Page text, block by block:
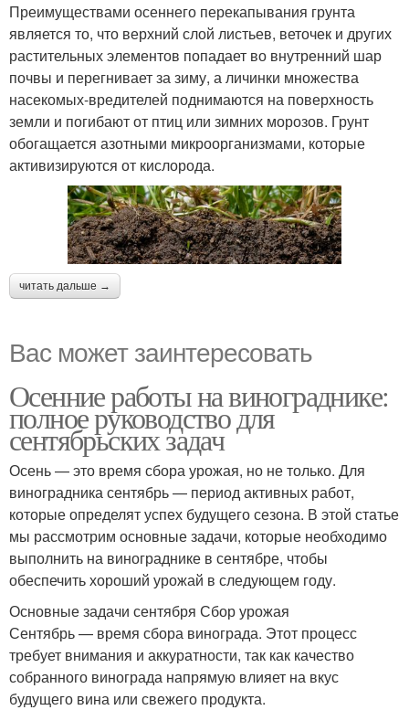
Преимуществами осеннего перекапывания грунта
является то, что верхний слой листьев, веточек и других
растительных элементов попадает во внутренний шар
почвы и перегнивает за зиму, а личинки множества
насекомых-вредителей поднимаются на поверхность
земли и погибают от птиц или зимних морозов. Грунт
обогащается азотными микроорганизмами, которые
активизируются от кислорода.
читать дальше →
Вас может заинтересовать
Осенние работы на винограднике:
полное руководство для
сентябрьских задач
Осень — это время сбора урожая, но не только. Для
виноградника сентябрь — период активных работ,
которые определят успех будущего сезона. В этой статье
мы рассмотрим основные задачи, которые необходимо
выполнить на винограднике в сентябре, чтобы
обеспечить хороший урожай в следующем году.
Основные задачи сентября Сбор урожая
Сентябрь — время сбора винограда. Этот процесс
требует внимания и аккуратности, так как качество
собранного винограда напрямую влияет на вкус
будущего вина или свежего продукта.